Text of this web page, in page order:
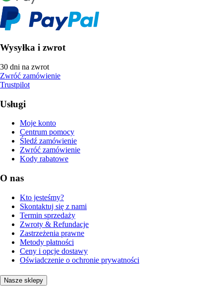
Wysyłka i zwrot
30 dni na zwrot
Zwróć zamówienie
Trustpilot
Usługi
Moje konto
Centrum pomocy
Śledź zamówienie
Zwróć zamówienie
Kody rabatowe
O nas
Kto jesteśmy?
Skontaktuj się z nami
Termin sprzedaży
Zwroty & Refundacje
Zastrzeżenia prawne
Metody płatności
Ceny i opcje dostawy
Oświadczenie o ochronie prywatności
Nasze sklepy